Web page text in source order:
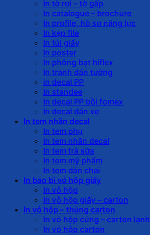
In tờ rơi – tờ gấp
In catalogue – brochure
In profile, hồ sơ năng lực
In kẹp file
In túi giấy
In poster
In phông bạt hiflex
In tranh dán tường
in decal PP
In standee
In decal PP bồi fomex
In decal dán xe
In tem nhãn decal
In tem phụ
In tem nhãn decal
In tem trà sữa
In tem mỹ phẩm
In tem dán chai
In bao bì vỏ hộp giấy
In vỏ hộp
In vỏ hộp giấy – carton
In vỏ hộp – thùng carton
In vỏ hộp cứng – carton lạnh
In vỏ hộp carton